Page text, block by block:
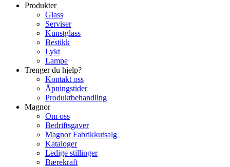
Produkter
Glass
Serviser
Kunstglass
Bestikk
Lykt
Lampe
Trenger du hjelp?
Kontakt oss
Åpningstider
Produktbehandling
Magnor
Om oss
Bedriftsgaver
Magnor Fabrikkutsalg
Kataloger
Ledige stillinger
Bærekraft